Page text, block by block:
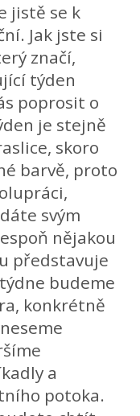
jistě se k
Jak jste si
značí,
týden
poprosit o
je stejně
skoro
barvě, proto
svým
nějakou
představuje
budeme
konkrétně
a
potoka.